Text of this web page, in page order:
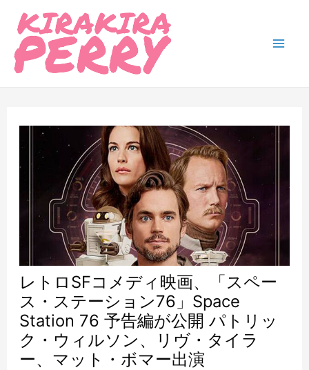
レトロSFコメディ映画、「スペー
ス・ステーション76」Space
Station 76 予告編が公開 パトリッ
ク・ウィルソン、リヴ・タイラ
ー、マット・ボマー出演